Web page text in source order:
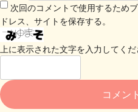
次回のコメントで使用するため
ドレス、サイトを保存する。
上に表示された文字を入力してくだ